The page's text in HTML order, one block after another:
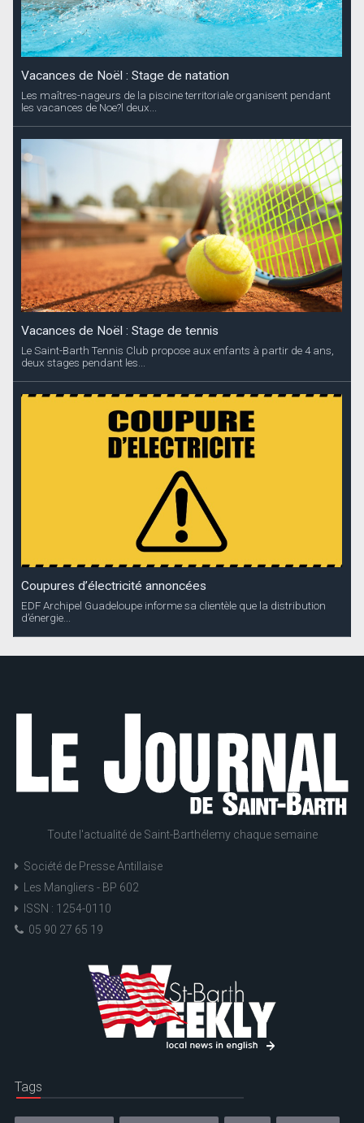
Vacances de Noël : Stage de natation
Les maîtres-nageurs de la piscine territoriale organisent pendant
les vacances de Noe?l deux...
Vacances de Noël : Stage de tennis
Le Saint-Barth Tennis Club propose aux enfants à partir de 4 ans,
deux stages pendant les...
Coupures d’électricité annoncées
EDF Archipel Guadeloupe informe sa clientèle que la distribution
d’énergie...
Toute l'actualité de Saint-Barthélemy chaque semaine
Société de Presse Antillaise
Les Mangliers - BP 602
ISSN : 1254-0110
05 90 27 65 19
Tags